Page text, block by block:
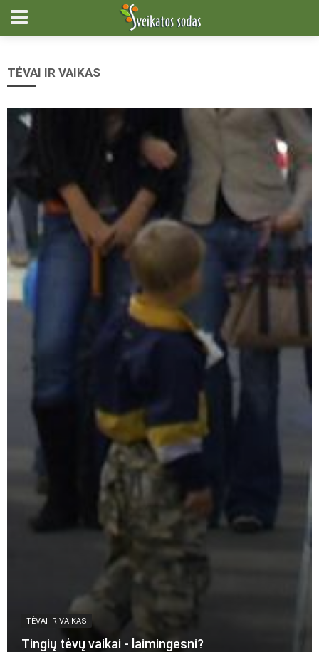
TĖVAI IR VAIKAS
TĖVAI IR VAIKAS
Tingių tėvų vaikai - laimingesni?